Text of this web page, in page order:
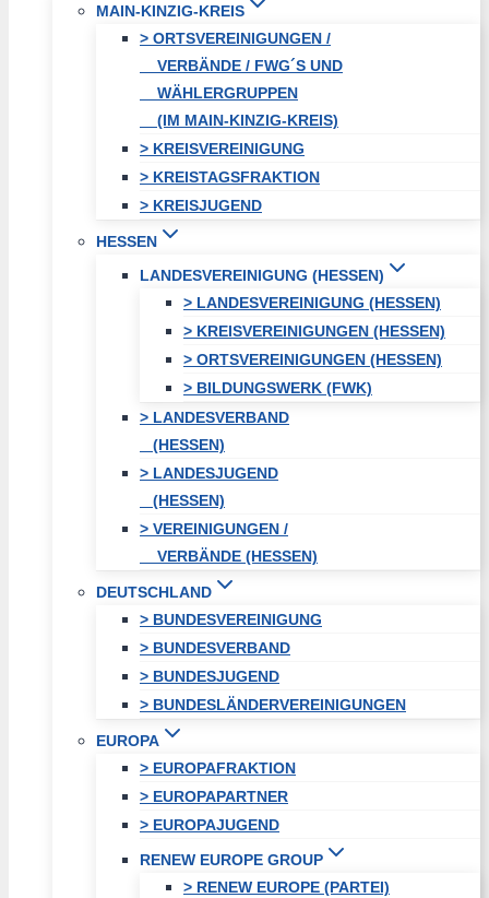
MAIN-KINZIG-KREIS
> ORTSVEREINIGUNGEN /
VERBÄNDE / FWG´S UND
WÄHLERGRUPPEN
(IM MAIN-KINZIG-KREIS)
> KREISVEREINIGUNG
> KREISTAGSFRAKTION
> KREISJUGEND
HESSEN
LANDESVEREINIGUNG (HESSEN)
> LANDESVEREINIGUNG (HESSEN)
> KREISVEREINIGUNGEN (HESSEN)
> ORTSVEREINIGUNGEN (HESSEN)
> BILDUNGSWERK (FWK)
> LANDESVERBAND
(HESSEN)
> LANDESJUGEND
(HESSEN)
> VEREINIGUNGEN /
VERBÄNDE (HESSEN)
DEUTSCHLAND
> BUNDESVEREINIGUNG
> BUNDESVERBAND
> BUNDESJUGEND
> BUNDESLÄNDERVEREINIGUNGEN
EUROPA
> EUROPAFRAKTION
> EUROPAPARTNER
> EUROPAJUGEND
RENEW EUROPE GROUP
> RENEW EUROPE (PARTEI)